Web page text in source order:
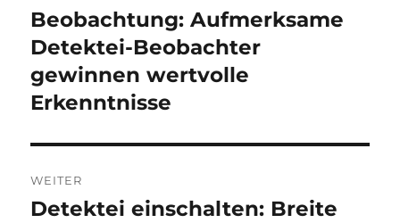
Vorheriger
Beitrag:
Beobachtung: Aufmerksame
Detektei-Beobachter
gewinnen wertvolle
Erkenntnisse
WEITER
Nächster
Detektei einschalten: Breite